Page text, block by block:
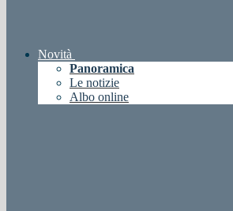
Novità
Panoramica
Le notizie
Albo online